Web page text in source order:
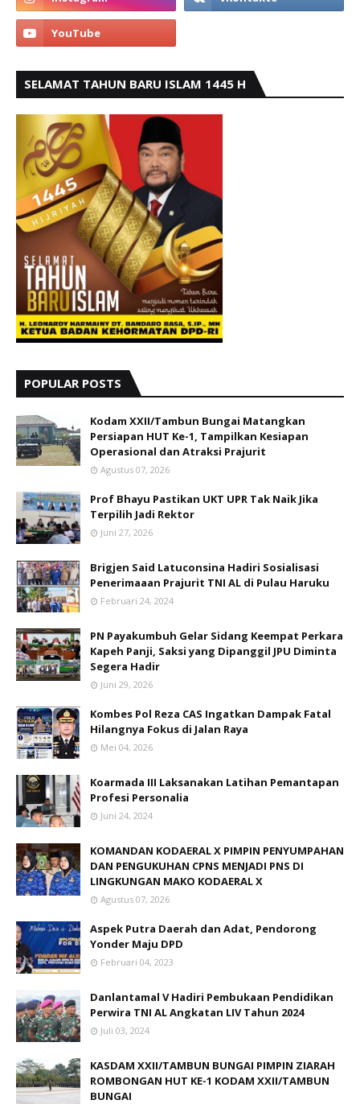
SELAMAT TAHUN BARU ISLAM 1445 H
POPULAR POSTS
Kodam XXII/Tambun Bungai Matangkan
Persiapan HUT Ke-1, Tampilkan Kesiapan
Operasional dan Atraksi Prajurit
Agustus 07, 2026
Prof Bhayu Pastikan UKT UPR Tak Naik Jika
Terpilih Jadi Rektor
Juni 27, 2026
Brigjen Said Latuconsina Hadiri Sosialisasi
Penerimaaan Prajurit TNI AL di Pulau Haruku
Februari 24, 2024
PN Payakumbuh Gelar Sidang Keempat Perkara
Kapeh Panji, Saksi yang Dipanggil JPU Diminta
Segera Hadir
Juni 29, 2026
Kombes Pol Reza CAS Ingatkan Dampak Fatal
Hilangnya Fokus di Jalan Raya
Mei 04, 2026
Koarmada III Laksanakan Latihan Pemantapan
Profesi Personalia
Juni 24, 2024
KOMANDAN KODAERAL X PIMPIN PENYUMPAHAN
DAN PENGUKUHAN CPNS MENJADI PNS DI
LINGKUNGAN MAKO KODAERAL X
Agustus 07, 2026
Aspek Putra Daerah dan Adat, Pendorong
Yonder Maju DPD
Februari 04, 2023
Danlantamal V Hadiri Pembukaan Pendidikan
Perwira TNI AL Angkatan LIV Tahun 2024
Juli 03, 2024
KASDAM XXII/TAMBUN BUNGAI PIMPIN ZIARAH
ROMBONGAN HUT KE-1 KODAM XXII/TAMBUN
BUNGAI